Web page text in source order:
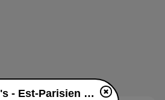
Radio M's - Est-Parisien en ligne